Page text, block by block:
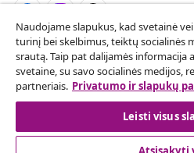
Sutarties atsisakymas
Pateikite prašymą atsisakyti
Sutarties
Naudojame slapukus, kad svetainė
turinį bei skelbimus, teiktų socialinės
srautą. Taip pat dalijamės informacija
svetaine, su savo socialinės medijos,
partneriais. Privatumo ir slapukų
Leisti visus